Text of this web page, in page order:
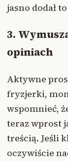
jasno dodał
3.
opiniach
Aktywne
fryzjerki,
wspomnieć,
teraz wprost
treścią. Jeśli
oczywiście